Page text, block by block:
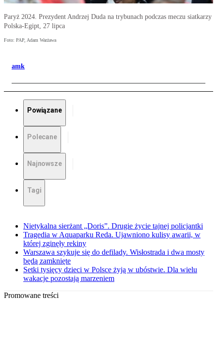
Paryż 2024. Prezydent Andrzej Duda na trybunach podczas meczu siatkarzy
Polska-Egipt, 27 lipca
Foto: PAP, Adam Warżawa
amk
Powiązane
Polecane
Najnowsze
Tagi
Nietykalna sierżant „Doris”. Drugie życie tajnej policjantki
Tragedia w Aquaparku Reda. Ujawniono kulisy awarii, w
której zginęły rekiny
Warszawa szykuje się do defilady. Wisłostrada i dwa mosty
będą zamknięte
Setki tysięcy dzieci w Polsce żyją w ubóstwie. Dla wielu
wakacje pozostają marzeniem
Promowane treści